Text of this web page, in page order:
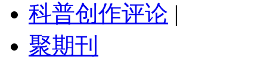
科普创作评论 |
聚期刊